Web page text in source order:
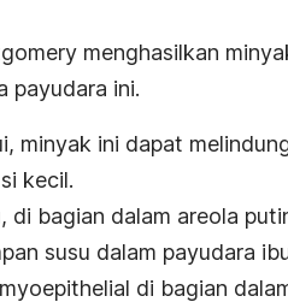
menghasilkan
payudara ini.
minyak ini dapat
kecil.
di bagian dalam areola
susu dalam payudara
di bagian